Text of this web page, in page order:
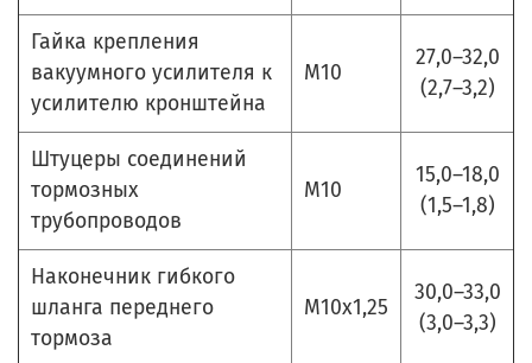
Гайка крепления
вакуумного усилителя к
усилителю кронштейна
М10
27,0–32,0
(2,7–3,2)
Штуцеры соединений
тормозных
трубопроводов
М10
15,0–18,0
(1,5–1,8)
Наконечник гибкого
шланга переднего
тормоза
М10х1,25
30,0–33,0
(3,0–3,3)